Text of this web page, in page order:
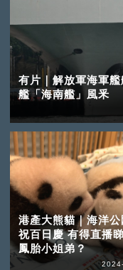
有片｜解放軍海軍
艦「海南艦」風釆
港產大熊貓｜海洋公
祝百日慶 有得直播
鳳胎小姐弟？